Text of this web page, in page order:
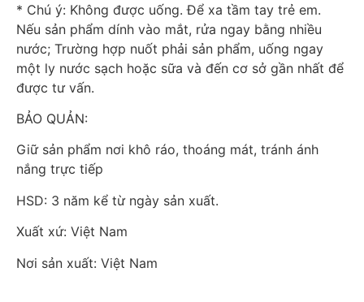
* Chú ý: Không được uống. Để xa tầm tay trẻ em.
Nếu sản phẩm dính vào mắt, rửa ngay bằng nhiều
nước; Trường hợp nuốt phải sản phẩm, uống ngay
một ly nước sạch hoặc sữa và đến cơ sở gần nhất để
được tư vấn.
BẢO QUẢN:
Giữ sản phẩm nơi khô ráo, thoáng mát, tránh ánh
nắng trực tiếp
HSD: 3 năm kể từ ngày sản xuất.
Xuất xứ: Việt Nam
Nơi sản xuất: Việt Nam